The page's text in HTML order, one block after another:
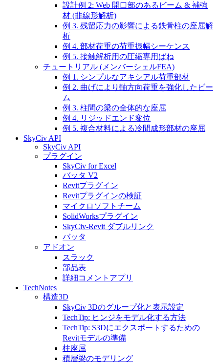
設計例 2: Web 開口部のあるビーム & 補強
材 (非線形解析)
例 3. 残留応力の影響による鉄骨柱の座屈解
析
例 4. 部材荷重の荷重振幅シーケンス
例 5. 接触解析用の圧縮専用ばね
チュートリアル (メンバーシェルFEA)
例 1. シンプルなアキシアル荷重部材
例 2. 曲げにより軸方向荷重を強化したビー
ム
例 3. 柱間の梁の全体的な座屈
例 4. リジッドエンド変位
例 5. 複合材料による冷間成形部材の座屈
SkyCiv API
SkyCiv API
プラグイン
SkyCiv for Excel
バッタ V2
Revitプラグイン
Revitプラグインの検証
マイクロソフトチーム
SolidWorksプラグイン
SkyCiv-Revit ダブルリンク
バッタ
アドオン
スラック
部品表
詳細コメントアプリ
TechNotes
構造3D
SkyCiv 3Dのグループ化と表示設定
TechTip: ヒンジをモデル化する方法
TechTip: S3Dにエクスポートするための
Revitモデルの準備
柱座屈
積層梁のモデリング